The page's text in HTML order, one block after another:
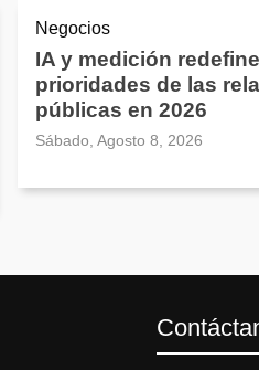
Negocios
IA y medición
prioridades de las
públicas en 2026
Sábado, Agosto 8, 2026